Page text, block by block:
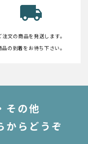
local_shipping
注文の商品を発送します。
品の到着をお待ち下さい。
その他
からどうぞ